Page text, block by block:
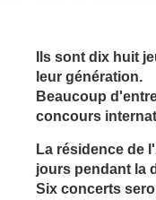
Ils sont dix huit
leur génération.
Beaucoup
concours
La résidence de
jours pendant la
Six concerts